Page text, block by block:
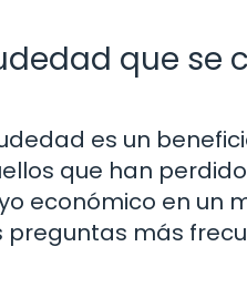
que se
es un
que han
económico en un
preguntas más